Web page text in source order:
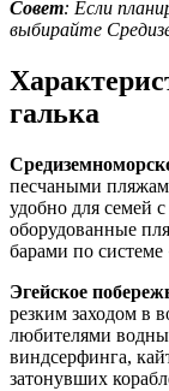
Совет: Если
выбирайте
галька
песчаными
удобно для семей
оборудованные
барами по
Эгейское
резким заходом в
любителями
виндсерфинга,
затонувших